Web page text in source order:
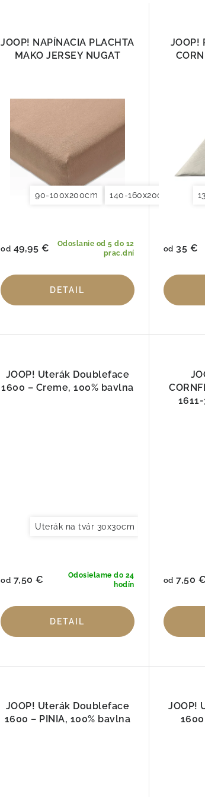
JOOP! NAPÍNACIA PLACHTA
MAKO JERSEY NUGAT
90-100x200cm 140-160x200cm
Odoslanie od 5 do 12
prac.dní
od 49,95 €
DETAIL
od 35 €
JOOP! Uterák Doubleface
1600 – Creme, 100% bavlna
Uterák na tvár 30x30cm
Odosielame do 24
hodín
od 7,50 €
DETAIL
od 7,50 €
JOOP! Uterák Doubleface
1600 – PINIA, 100% bavlna
JOOP!